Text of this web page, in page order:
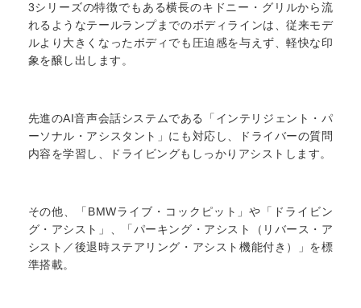
3シリーズの特徴でもある横長のキドニー・グリルから流
れるようなテールランプまでのボディラインは、従来モデ
ルより大きくなったボディでも圧迫感を与えず、軽快な印
象を醸し出します。
先進のAI音声会話システムである「インテリジェント・パ
ーソナル・アシスタント」にも対応し、ドライバーの質問
内容を学習し、ドライビングもしっかりアシストします。
その他、「BMWライブ・コックピット」や「ドライビン
グ・アシスト」、「パーキング・アシスト（リバース・ア
シスト／後退時ステアリング・アシスト機能付き）」を標
準搭載。